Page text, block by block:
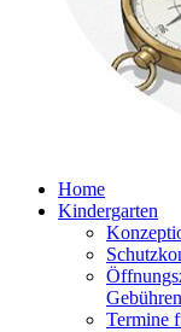
Home
Kindergarten
Gebühren
Termine